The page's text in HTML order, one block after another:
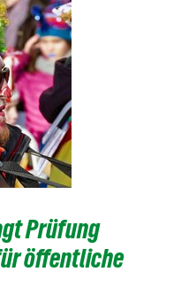
Prüfung
öffentliche